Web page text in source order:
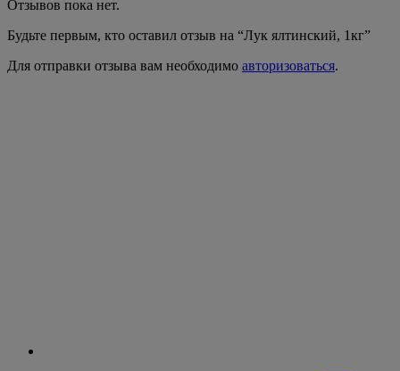
Отзывов пока нет.
Будьте первым, кто оставил отзыв на “Лук ялтинский, 1кг”
Для отправки отзыва вам необходимо авторизоваться.